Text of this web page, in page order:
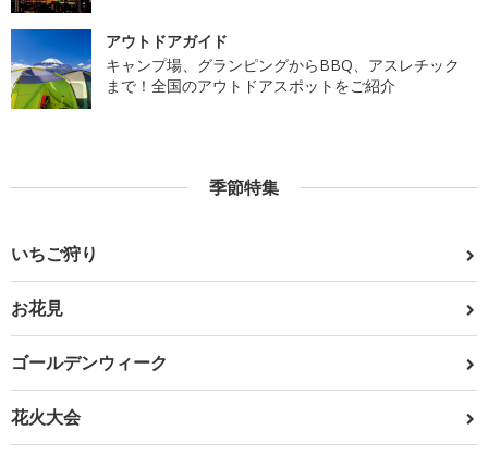
アウトドアガイド
キャンプ場、グランピングからBBQ、アスレチック
まで！全国のアウトドアスポットをご紹介
季節特集
いちご狩り
お花見
ゴールデンウィーク
花火大会